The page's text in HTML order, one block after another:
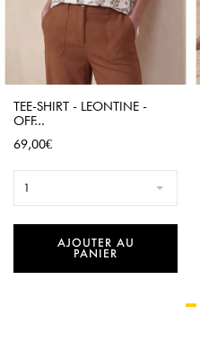
TEE-SHIRT - LEONTINE -
OFF...
Prix
69,00€
1
AJOUTER AU
PANIER